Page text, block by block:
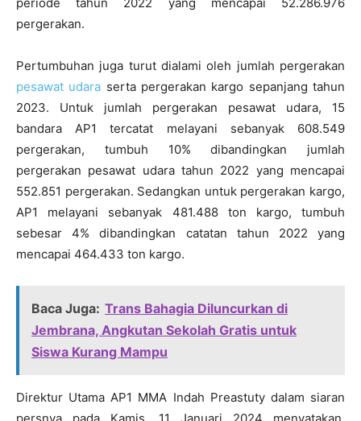
pergerakan.
Pertumbuhan juga turut dialami oleh jumlah pergerakan
pesawat udara serta pergerakan kargo sepanjang tahun
2023. Untuk jumlah pergerakan pesawat udara, 15
bandara AP1 tercatat melayani sebanyak 608.549
pergerakan, tumbuh 10% dibandingkan jumlah
pergerakan pesawat udara tahun 2022 yang mencapai
552.851 pergerakan. Sedangkan untuk pergerakan kargo,
AP1 melayani sebanyak 481.488 ton kargo, tumbuh
sebesar 4% dibandingkan catatan tahun 2022 yang
mencapai 464.433 ton kargo.
Baca Juga: Trans Bahagia Diluncurkan di
Jembrana, Angkutan Sekolah Gratis untuk
Siswa Kurang Mampu
Direktur Utama AP1 MMA Indah Preastuty dalam siaran
persnya pada Kamis, 11 Januari 2024 menyatakan,